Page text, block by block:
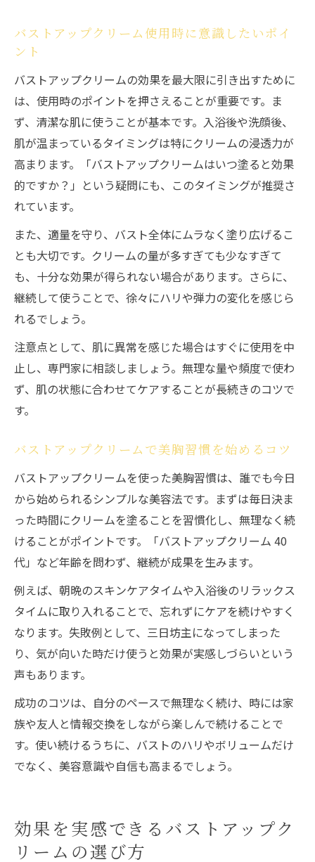
ルーティン
ト
バストアップクリームで理想のバストを目
指す方法
バストアップクリーム使用時に意識したいポイ
ント
バストアップクリームの効果を最大限に引き出すために
は、使用時のポイントを押さえることが重要です。ま
ず、清潔な肌に使うことが基本です。入浴後や洗顔後、
肌が温まっているタイミングは特にクリームの浸透力が
高まります。「バストアップクリームはいつ塗ると効果
的ですか？」という疑問にも、このタイミングが推奨さ
れています。
また、適量を守り、バスト全体にムラなく塗り広げるこ
とも大切です。クリームの量が多すぎても少なすぎて
も、十分な効果が得られない場合があります。さらに、
継続して使うことで、徐々にハリや弾力の変化を感じら
れるでしょう。
注意点として、肌に異常を感じた場合はすぐに使用を中
止し、専門家に相談しましょう。無理な量や頻度で使わ
ず、肌の状態に合わせてケアすることが長続きのコツで
す。
バストアップクリームで美胸習慣を始めるコツ
バストアップクリームを使った美胸習慣は、誰でも今日
から始められるシンプルな美容法です。まずは毎日決ま
った時間にクリームを塗ることを習慣化し、無理なく続
けることがポイントです。「バストアップクリーム 40
代」など年齢を問わず、継続が成果を生みます。
例えば、朝晩のスキンケアタイムや入浴後のリラックス
タイムに取り入れることで、忘れずにケアを続けやすく
なります。失敗例として、三日坊主になってしまった
り、気が向いた時だけ使うと効果が実感しづらいという
声もあります。
成功のコツは、自分のペースで無理なく続け、時には家
族や友人と情報交換をしながら楽しんで続けることで
す。使い続けるうちに、バストのハリやボリュームだけ
でなく、美容意識や自信も高まるでしょう。
効果を実感できるバストアップク
リームの選び方